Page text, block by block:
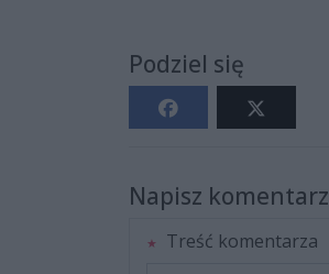
Podziel się
Napisz komentarz
Treść komentarza